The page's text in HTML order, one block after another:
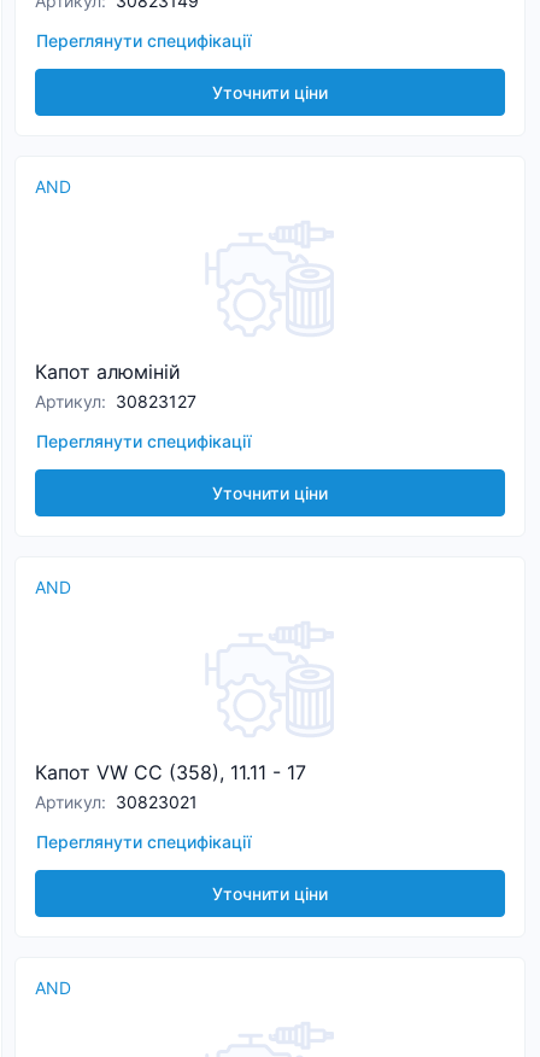
Переглянути специфікації
Уточнити ціни
AND
Капот алюміній
Артикул: 30823127
Переглянути специфікації
Уточнити ціни
AND
Капот VW CC (358), 11.11 - 17
Артикул: 30823021
Переглянути специфікації
Уточнити ціни
AND